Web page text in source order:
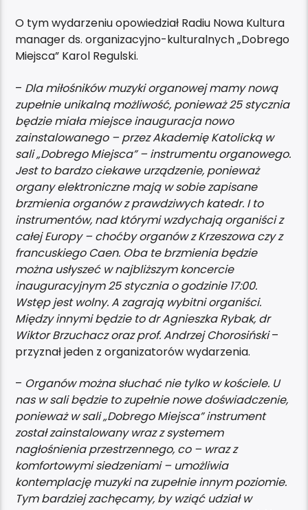
O tym wydarzeniu opowiedział Radiu Nowa Kultura
manager ds. organizacyjno-kulturalnych „Dobrego
Miejsca” Karol Regulski.
– Dla miłośników muzyki organowej mamy nową
zupełnie unikalną możliwość, ponieważ 25 stycznia
będzie miała miejsce inauguracja nowo
zainstalowanego – przez Akademię Katolicką w
sali „Dobrego Miejsca” – instrumentu organowego.
Jest to bardzo ciekawe urządzenie, ponieważ
organy elektroniczne mają w sobie zapisane
brzmienia organów z prawdziwych katedr. I to
instrumentów, nad którymi wzdychają organiści z
całej Europy – choćby organów z Krzeszowa czy z
francuskiego Caen. Oba te brzmienia będzie
można usłyszeć w najbliższym koncercie
inauguracyjnym 25 stycznia o godzinie 17:00.
Wstęp jest wolny. A zagrają wybitni organiści.
Między innymi będzie to dr Agnieszka Rybak, dr
Wiktor Brzuchacz oraz prof. Andrzej Chorosiński–
przyznał jeden z organizatorów wydarzenia.
– Organów można słuchać nie tylko w kościele. U
nas w sali będzie to zupełnie nowe doświadczenie,
ponieważ w sali „Dobrego Miejsca” instrument
został zainstalowany wraz z systemem
nagłośnienia przestrzennego, co – wraz z
komfortowymi siedzeniami – umożliwia
kontemplację muzyki na zupełnie innym poziomie.
Tym bardziej zachęcamy, by wziąć udział w